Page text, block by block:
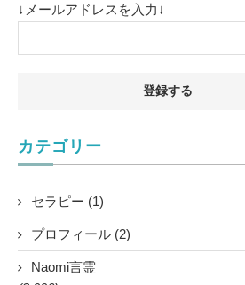
↓メールアドレスを入力↓
カテゴリー
セラピー (1)
プロフィール (2)
Naomi言霊